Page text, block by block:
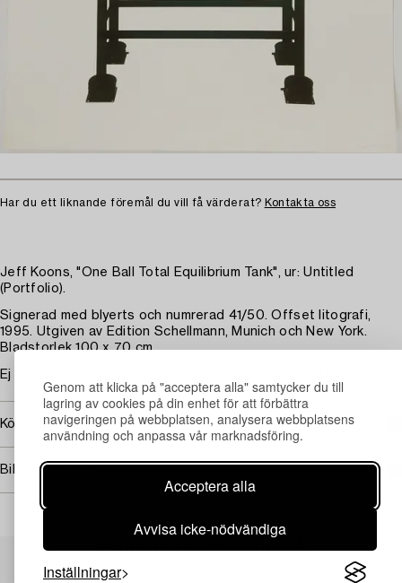
Genom att klicka på "acceptera alla" samtycker du till
lagring av cookies på din enhet för att förbättra
navigeringen på webbplatsen, analysera webbplatsens
användning och anpassa vår marknadsföring.
Acceptera alla
Avvisa icke-nödvändiga
Inställningar
Har du ett liknande föremål du vill få värderat? Kontakta oss
Jeff Koons, "One Ball Total Equilibrium Tank", ur: Untitled
(Portfolio).
Signerad med blyerts och numrerad 41/50. Offset litografi,
1995. Utgiven av Edition Schellmann, Munich och New York.
Bladstorlek 100 x 70 cm.
Ej ramad. Mindre hanteringsveck. I övrigt god kondition.
Köpinformation
Bildrättigheter
Andra har även tittat på